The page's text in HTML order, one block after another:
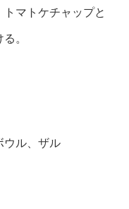
マトケチャップと
。
ウル、ザル